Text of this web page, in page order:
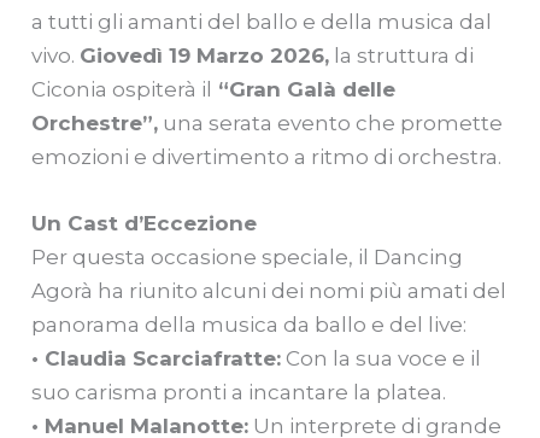
a tutti gli amanti del ballo e della musica dal
vivo. Giovedì 19 Marzo 2026, la struttura di
Ciconia ospiterà il “Gran Galà delle
Orchestre”, una serata evento che promette
emozioni e divertimento a ritmo di orchestra.
Un Cast d’Eccezione
Per questa occasione speciale, il Dancing
Agorà ha riunito alcuni dei nomi più amati del
panorama della musica da ballo e del live:
• Claudia Scarciafratte: Con la sua voce e il
suo carisma pronti a incantare la platea.
• Manuel Malanotte: Un interprete di grande